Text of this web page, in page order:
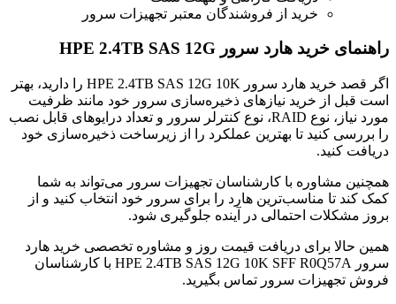
خرید از فروشندگان معتبر تجهیزات سرور
راهنمای خرید هارد سرور HPE 2.4TB SAS 12G
اگر قصد خرید هارد سرور HPE 2.4TB SAS 12G 10K را دارید، بهتر
است قبل از خرید نیازهای ذخیره‌سازی سرور خود مانند ظرفیت
مورد نیاز، نوع RAID، نوع کنترلر سرور و تعداد درایوهای قابل نصب
را بررسی کنید تا بهترین عملکرد را از زیرساخت ذخیره‌سازی خود
دریافت کنید.
همچنین مشاوره با کارشناسان تجهیزات سرور می‌تواند به شما
کمک کند تا مناسب‌ترین هارد را برای سرور خود انتخاب کنید و از
بروز مشکلات احتمالی در آینده جلوگیری شود.
همین حالا برای دریافت قیمت روز و مشاوره تخصصی خرید هارد
سرور HPE 2.4TB SAS 12G 10K SFF R0Q57A با کارشناسان
فروش تجهیزات سرور تماس بگیرید.